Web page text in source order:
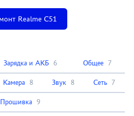
Realme C51
Зарядка и АКБ 6 Общее 7
Камера 8 Звук 8 Сеть 7
Прошивка 9